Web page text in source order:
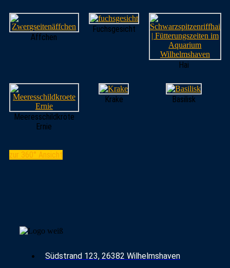
Äffchen
Fuchsgesicht
Hai
Meeresschildkröte
Ernie
Krake Basilisk
zur 360° Ansicht
Südstrand 123, 26382 Wilhelmshaven